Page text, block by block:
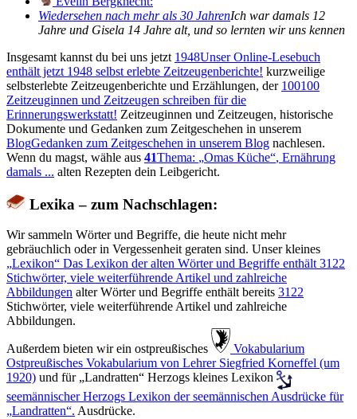
Wiedersehen nach mehr als 30 JahrenIch war damals 12
Jahre und Gisela 14 Jahre alt, und so lernten wir uns kennen
Insgesamt kannst du bei uns jetzt 1948Unser Online-Lesebuch
enthält jetzt 1948 selbst erlebte Zeitzeugenberichte! kurzweilige
selbsterlebte Zeitzeugenberichte und Erzählungen, der 100100
Zeitzeuginnen und Zeitzeugen schreiben für die
Erinnerungswerkstatt! Zeitzeuginnen und Zeitzeugen, historische
Dokumente und Gedanken zum Zeitgeschehen in unserem
BlogGedanken zum Zeitgeschehen in unserem Blog nachlesen.
Wenn du magst, wähle aus 41Thema: Omas Küche , Ernährung
damals ... alten Rezepten dein Leibgericht.
Lexika – zum Nachschlagen:
Wir sammeln Wörter und Begriffe, die heute nicht mehr
gebräuchlich oder in Vergessenheit geraten sind. Unser kleines
Lexikon
Das Lexikon der alten Wörter und Begriffe enthält 3122
Stichwörter, viele weiterführende Artikel und zahlreiche
Abbildungen alter Wörter und Begriffe enthält bereits 3122
Stichwörter, viele weiterführende Artikel und zahlreiche
Abbildungen.
Außerdem bieten wir ein ostpreußisches
️ Vokabularium
Ostpreußisches Vokabularium von Lehrer Siegfried Korneffel (um
1920) und für Landratten Herzogs kleines Lexikon
seemännischerHerzogs Lexikon der seemännischen Ausdrücke für
Landratten . Ausdrücke.